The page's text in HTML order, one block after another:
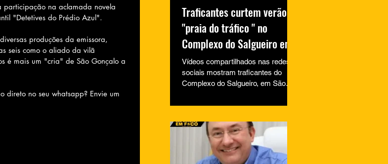
participação na aclamada novela
"Detetives do Prédio Azul".
produções da emissora,
seis como o aliado da vilã
é mais um "cria" de São Gonçalo a
no seu whatsapp? Envie um
Traficantes curtem verão na
"praia do tráfico " no
Complexo do Salgueiro em
São Gonçalo
Vídeos compartilhados nas redes
sociais mostram traficantes do
Complexo do Salgueiro, em São
de lazer na...